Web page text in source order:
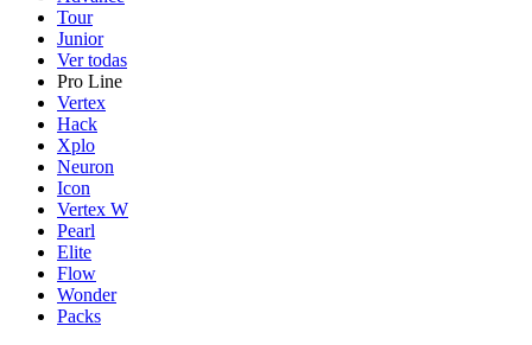
Tour
Junior
Ver todas
Pro Line
Vertex
Hack
Xplo
Neuron
Icon
Vertex W
Pearl
Elite
Flow
Wonder
Packs